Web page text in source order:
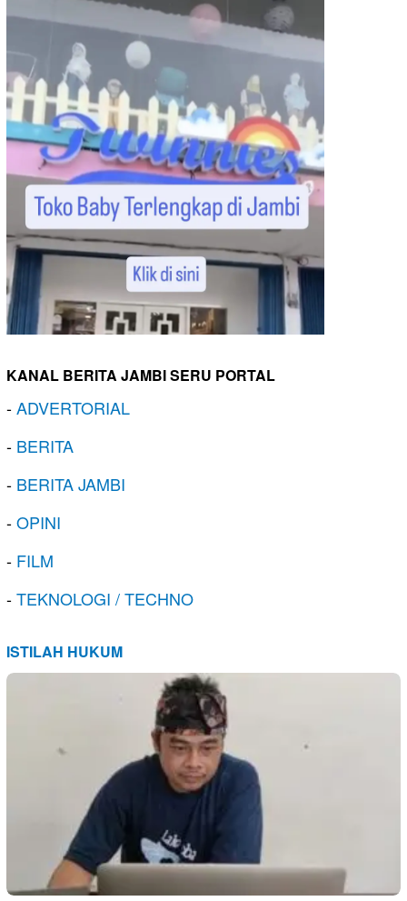
KANAL BERITA JAMBI SERU PORTAL
-ADVERTORIAL
- BERITA
- BERITA JAMBI
-OPINI
- FILM
-TEKNOLOGI / TECHNO
ISTILAH HUKUM